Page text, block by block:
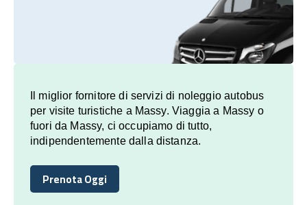
Il miglior fornitore di servizi di noleggio autobus
per visite turistiche a Massy. Viaggia a Massy o
fuori da Massy, ci occupiamo di tutto,
indipendentemente dalla distanza.
Prenota Oggi
Prenota Oggi